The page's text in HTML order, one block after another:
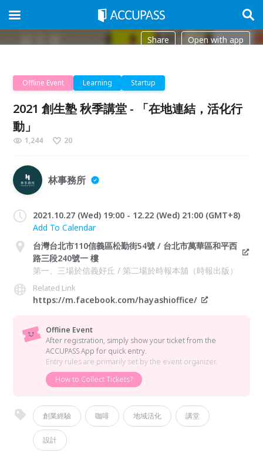
Share Open with app
Offline Event Learning Startup
2021 創生塾 秋季講堂 - 「在地連結，活化行
動」
1,244 20
林事務所
2021.10.27 (Wed) 19:00 - 12.22 (Wed) 21:00 (GMT+8)
Add To Calendar
台灣台北市110信義區松勤街54號 / 台北市萬華區和平西
路三段240號一 樓
第一、三場於信義好丘 / 第二場於時報本舖（時報出版）
Related Link
https://m.facebook.com/hayashioffice/
Offline Event
After registration, simply show your ticket from the
ACCUPASS App for quick entry.
Entry rules are primarily set by the event organizer.
How to Collect Tickets?
創業經驗 咖啡 地域活化 講堂
設計